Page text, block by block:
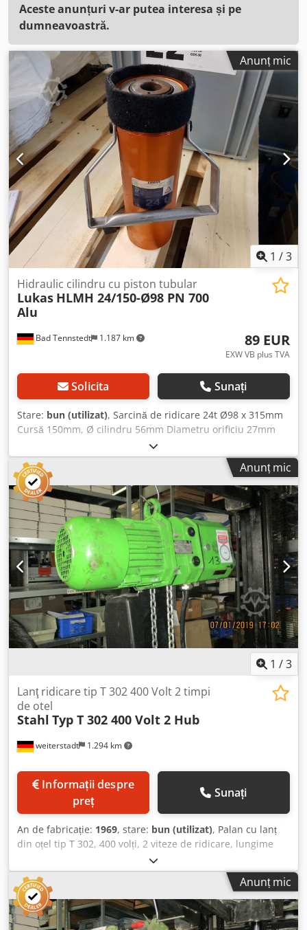
Aceste anunțuri v-ar putea interesa și pe
dumneavoastră.
Anunț mic
1 /3
Bad Tennstedt 1.187 km
Hidraulic cilindru cu piston tubular
Lukas HLMH 24/150-Ø98 PN 700
Alu
89 EUR
EXW VB plus TVA
Solicita Sunați
Stare: bun (utilizat), Sarcină de ridicare 24t Ø98 x 315mm
Cursă 150mm, Ø cilindru 56mm Diametru orificiu 27mm
238kN Dwjdpfx Aovwb Sdoc Uea Disponibilitate: aprox. 130
bucăți Livrare la comandă minimă de 10 bucăți
Anunț mic
1 /3
weiterstadt 1.294 km
Lanţ ridicare tip T 302 400 Volt 2 timpi
de otel
Stahl Typ T 302 400 Volt 2 Hub
preț
Sunați
An de fabricație: 1969, stare: bun (utilizat), Palan cu lanț
din oțel tip T 302, 400 volți, 2 viteze de ridicare, lungime
lanț 3 metri Djdpfx Acjd E Akkj Ujwa
Anunț mic